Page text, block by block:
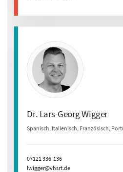
Dr. Lars-Georg Wigger
Spanisch, Italienisch, Französisch,
07121 336-136
lwigger@vhsrt.de